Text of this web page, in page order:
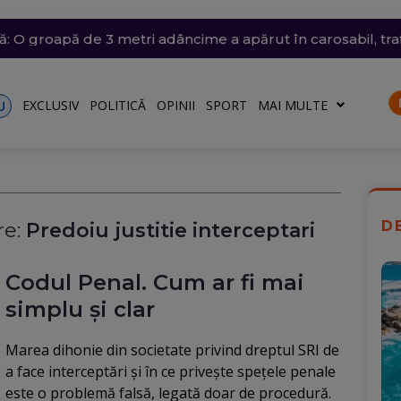
azi un nou record absolut de temperatură
nordul Angliei: O defecțiune electrică provoacă
O groapă de 3 metri adâncime a apărut în carosabil,
Dunăre a fost amânată din nou. Crește riscul pentru
Transelectrica va putea deconecta marii
nu vor fi afectate
EXCLUSIV POLITICĂ OPINII SPORT MAI MULTE
Predoiu justitie interceptari
Codul Penal. Cum ar fi mai
simplu și clar
Marea dihonie din societate privind dreptul SRI de
a face interceptări și în ce privește spețele penale
este o problemă falsă, legată doar de procedură.